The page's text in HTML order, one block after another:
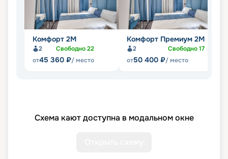
Комфорт 2M
2 Свободно22
от45 360 ₽/ место
Комфорт Премиум 2M
2 Свободно17
от50 400 ₽/ место
Схема кают доступна в модальном окне